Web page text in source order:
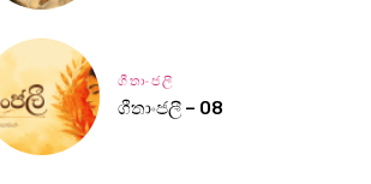
ගීතාංජලී
ගීතාංජලී – 08